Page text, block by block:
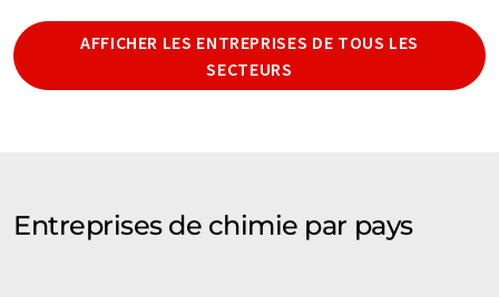
AFFICHER LES ENTREPRISES DE TOUS LES
SECTEURS
Entreprises de chimie par pays